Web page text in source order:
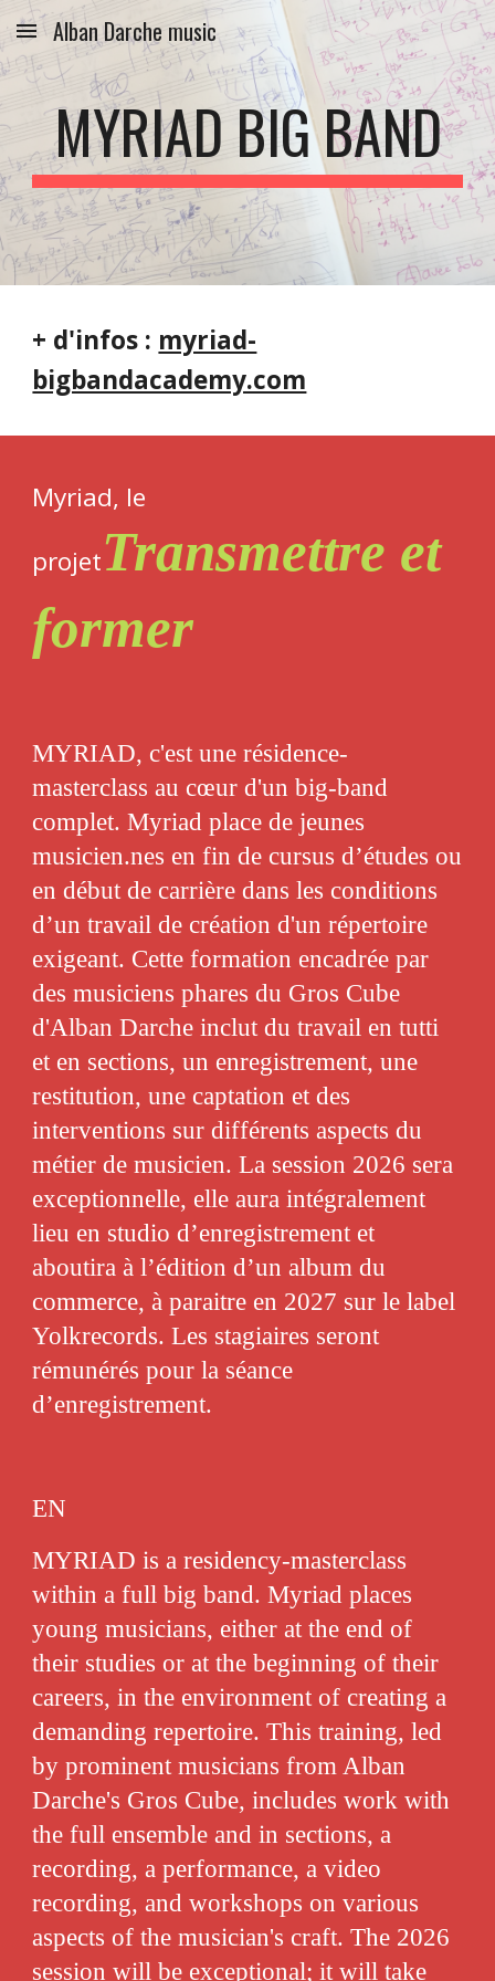
Skip to main content Skip to navigation
Alban Darche music
MYRIAD BIG BAND
+ d'infos : myriad-
bigbandacademy.com
Myriad, le
projetTransmettre et
former
MYRIAD, c'est une résidence-
masterclass au cœur d'un big-band
complet. Myriad place de jeunes
musicien.nes en fin de cursus d’études ou
en début de carrière dans les conditions
d’un travail de création d'un répertoire
exigeant. Cette formation encadrée par
des musiciens phares du Gros Cube
d'Alban Darche inclut du travail en tutti
et en sections, un enregistrement, une
restitution, une captation et des
interventions sur différents aspects du
métier de musicien. La session 2026 sera
exceptionnelle, elle aura intégralement
lieu en studio d’enregistrement et
aboutira à l’édition d’un album du
commerce, à paraitre en 2027 sur le label
Yolkrecords. Les stagiaires seront
rémunérés pour la séance
d’enregistrement.
EN
MYRIAD is a residency-masterclass
within a full big band. Myriad places
young musicians, either at the end of
their studies or at the beginning of their
careers, in the environment of creating a
demanding repertoire. This training, led
by prominent musicians from Alban
Darche's Gros Cube, includes work with
the full ensemble and in sections, a
recording, a performance, a video
recording, and workshops on various
aspects of the musician's craft. The 2026
session will be exceptional; it will take